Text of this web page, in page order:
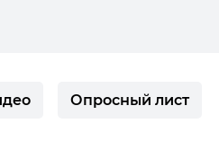
Опросный лист